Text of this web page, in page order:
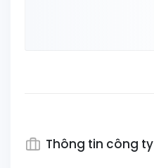
Thông tin công ty